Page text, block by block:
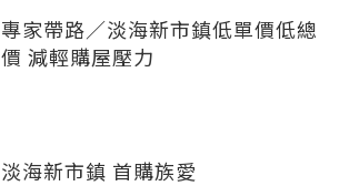
專家帶路／淡海新市鎮低單價低總
價 減輕購屋壓力
淡海新市鎮 首購族愛